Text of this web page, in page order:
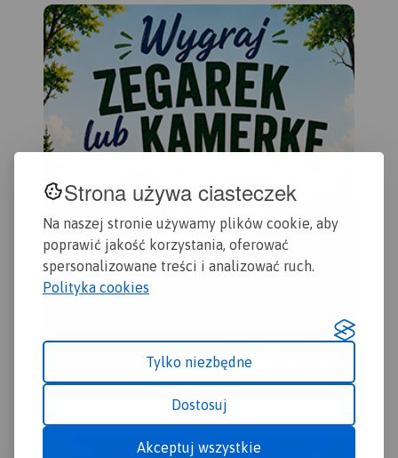
Strona używa ciasteczek
Na naszej stronie używamy plików cookie, aby
poprawić jakość korzystania, oferować
spersonalizowane treści i analizować ruch.
Polityka cookies
Tylko niezbędne
Dostosuj
Akceptuj wszystkie
niebezpieczne, przeszkody
na trasie spływu, pola
biwakowe. Mapa jest
zorientowana zgodnie z
kierunkiem płynięcia.
zasięgiem Chełmno, Toruń,
Chełmżę, Świecie, Grudziądz,
Golub-Dobrzyń oraz
Bydgoszcz.Rok wydania
2017